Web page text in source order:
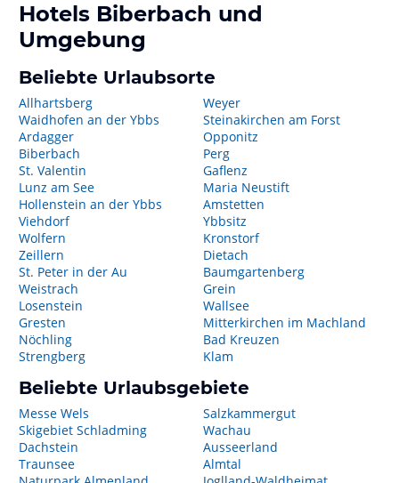
Hotels Biberbach und
Umgebung
Beliebte Urlaubsorte
Allhartsberg
Waidhofen an der Ybbs
Ardagger
Biberbach
St. Valentin
Lunz am See
Hollenstein an der Ybbs
Viehdorf
Wolfern
Zeillern
St. Peter in der Au
Weistrach
Losenstein
Gresten
Nöchling
Strengberg
Weyer
Steinakirchen am Forst
Opponitz
Perg
Gaflenz
Maria Neustift
Amstetten
Ybbsitz
Kronstorf
Dietach
Baumgartenberg
Grein
Wallsee
Mitterkirchen im Machland
Bad Kreuzen
Klam
Beliebte Urlaubsgebiete
Messe Wels
Skigebiet Schladming
Dachstein
Traunsee
Salzkammergut
Wachau
Ausseerland
Almtal